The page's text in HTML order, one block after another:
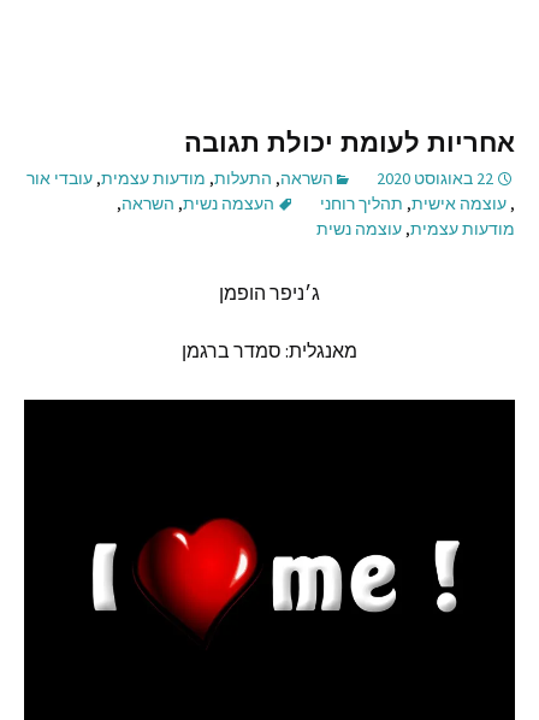
אחריות לעומת יכולת תגובה
22 באוגוסט 2020 השראה, התעלות, מודעות עצמית, עובדי אור
, עוצמה אישית, תהליך רוחני העצמה נשית, השראה,
מודעות עצמית, עוצמה נשית
ג׳ניפר הופמן
מאנגלית: סמדר ברגמן